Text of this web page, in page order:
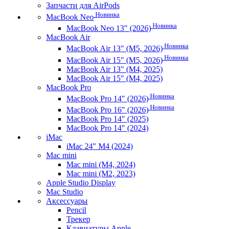
Запчасти для AirPods
MacBook Neo Новинка
MacBook Neo 13" (2026) Новинка
MacBook Air
MacBook Air 13" (M5, 2026) Новинка
MacBook Air 15" (M5, 2026) Новинка
MacBook Air 13" (M4, 2025)
MacBook Air 15" (M4, 2025)
MacBook Pro
MacBook Pro 14" (2026) Новинка
MacBook Pro 16" (2026) Новинка
MacBook Pro 14" (2025)
MacBook Pro 14" (2024)
iMac
iMac 24" M4 (2024)
Mac mini
Mac mini (M4, 2024)
Mac mini (M2, 2023)
Apple Studio Display
Mac Studio
Аксессуары
Pencil
Трекер